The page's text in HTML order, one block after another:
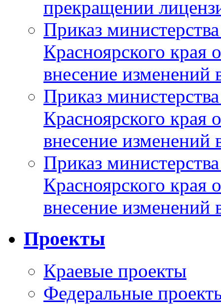
прекращении
Приказ
Красноярского
внесение изменений
Приказ
Красноярского
внесение изменений
Приказ
Красноярского
внесение изменений
Проекты
Краевые проекты
Федеральные